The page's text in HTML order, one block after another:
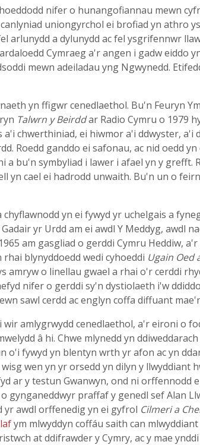
nifer o hunangofiannau mewn
uniongyrchol ei brofiad yn athro
arlunydd a dylunydd ac fel ysgrifennwr
Cymraeg a'r angen i gadw eiddo
mewn adeiladau yng Ngwynedd.
yn ffigwr cenedlaethol. Bu'n Feuryn
Talwrn y Beirddar Radio Cymru o 1979
a'i chwerthiniad, ei hiwmor a'i ddwyster,
Roedd ganddo ei safonau, ac nid oedd
bu'n symbyliad i lawer i afael yn y grefft.
yn cael ei hadrodd unwaith. Bu'n un o
yn ei fywyd yr uchelgais a
yr Urdd am ei awdl Y Meddyg, awdl
am gasgliad o gerddi Cymru Heddiw,
blynyddoedd wedi cyhoeddi Ugain Oed
amryw o linellau gwael a rhai o'r cerddi
nifer o gerddi sy'n dystiolaeth i'w
sawl cerdd ac englyn coffa diffuant
wir amlygrwydd cenedlaethol, a'r eironi o
â hi. Chwe mlynedd yn
o'i fywyd yn blentyn wrth yr afon ac yn
wen yn yr orsedd yn dilyn y llwyddiant
ar y testun Gwanwyn, ond ni orffennodd
gynganeddwyr praffaf y genedl sef Alan
yr awdl orffenedig yn ei gyfrol Cilmeri a
ym mlwyddyn coffáu saith can
at ddifrawder y Cymry, ac y mae